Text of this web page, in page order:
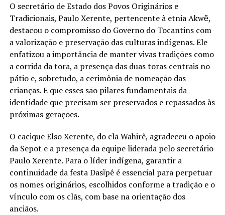
O secretário de Estado dos Povos Originários e
Tradicionais, Paulo Xerente, pertencente à etnia Akwẽ,
destacou o compromisso do Governo do Tocantins com
a valorização e preservação das culturas indígenas. Ele
enfatizou a importância de manter vivas tradições como
a corrida da tora, a presença das duas toras centrais no
pátio e, sobretudo, a cerimônia de nomeação das
crianças. E que esses são pilares fundamentais da
identidade que precisam ser preservados e repassados às
próximas gerações.
O cacique Elso Xerente, do clã Wahirê, agradeceu o apoio
da Sepot e a presença da equipe liderada pelo secretário
Paulo Xerente. Para o líder indígena, garantir a
continuidade da festa Dasĩpê é essencial para perpetuar
os nomes originários, escolhidos conforme a tradição e o
vínculo com os clãs, com base na orientação dos
anciãos.